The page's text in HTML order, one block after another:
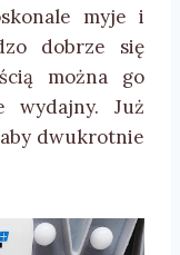
myje i
dobrze się
można go
wydajny. Już
dwukrotnie